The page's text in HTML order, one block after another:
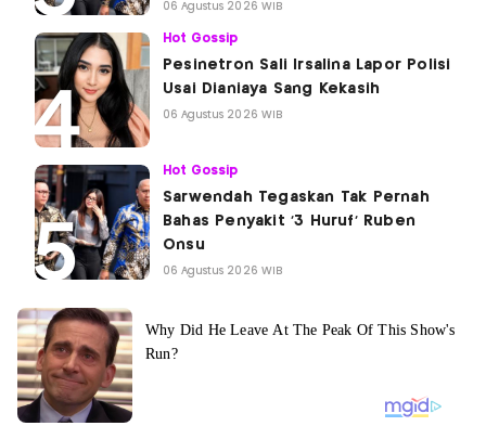
06 Agustus 2026 WIB
Hot Gossip
Pesinetron Sali Irsalina Lapor Polisi
Usai Dianiaya Sang Kekasih
06 Agustus 2026 WIB
Hot Gossip
Sarwendah Tegaskan Tak Pernah
Bahas Penyakit '3 Huruf' Ruben
Onsu
06 Agustus 2026 WIB